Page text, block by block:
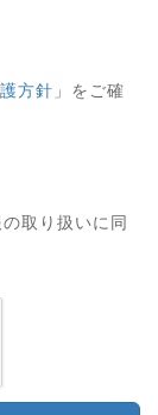
方針 」をご確
取り扱いに同